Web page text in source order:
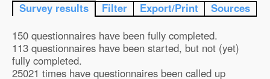
Survey results Filter Export/Print
Sources
150 questionnaires have been fully completed.
113 questionnaires have been started, but not (yet)
fully completed.
25021 times have questionnaires been called up